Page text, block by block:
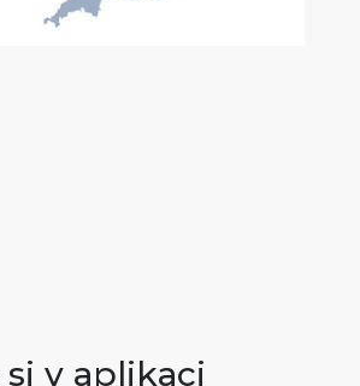
v aplikaci